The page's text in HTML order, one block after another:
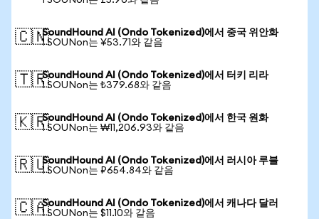
🇨🇳SoundHound AI (Ondo Tokenized)에서 중국 위안화
1 SOUNon는 ¥53.71와 같음
🇹🇷SoundHound AI (Ondo Tokenized)에서 터키 리라
1 SOUNon는 ₺379.68와 같음
🇰🇷SoundHound AI (Ondo Tokenized)에서 한국 원화
1 SOUNon는 ₩11,206.93와 같음
🇷🇺SoundHound AI (Ondo Tokenized)에서 러시아 루블
1 SOUNon는 ₽654.84와 같음
🇨🇦SoundHound AI (Ondo Tokenized)에서 캐나다 달러
1 SOUNon는 $11.10와 같음